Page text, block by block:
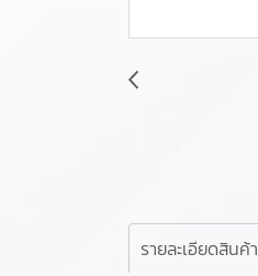
รายละเอียดสินค้า